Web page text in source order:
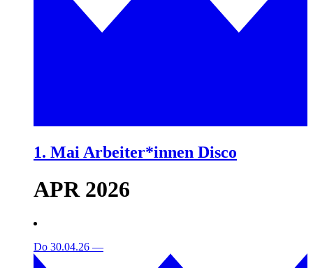
1. Mai Arbeiter*innen Disco
APR 2026
Do 30.04.26 —